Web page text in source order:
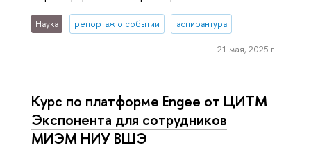
Наука репортаж о событии аспирантура
21 мая, 2025 г.
Курс по платформе Engee от ЦИТМ
Экспонента для сотрудников
МИЭМ НИУ ВШЭ